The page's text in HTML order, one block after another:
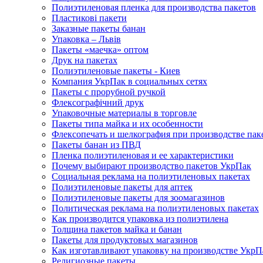
Полиэтиленовая пленка для производства пакетов
Пластикові пакети
Заказные пакеты банан
Упаковка – Львів
Пакеты «маечка» оптом
Друк на пакетах
Полиэтиленовые пакеты - Киев
Компания УкрПак в социальных сетях
Пакеты с прорубной ручкой
Флексографічний друк
Упаковочные материалы в торговле
Пакеты типа майка и их особенности
Флексопечать и шелкография при производстве
Пакеты банан из ПВД
Пленка полиэтиленовая и ее характеристики
Почему выбирают производство пакетов УкрПак
Социальная реклама на полиэтиленовых пакетах
Полиэтиленовые пакеты для аптек
Полиэтиленовые пакеты для зоомагазинов
Политическая реклама на полиэтиленовых пакетах
Как производится упаковка из полиэтилена
Толщина пакетов майка и банан
Пакеты для продуктовых магазинов
Как изготавливают упаковку на производстве
Религиозные пакеты